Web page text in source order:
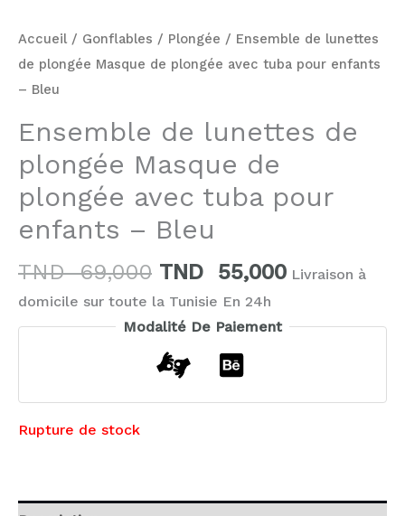
Accueil / Gonflables / Plongée / Ensemble de lunettes
de plongée Masque de plongée avec tuba pour enfants
– Bleu
Ensemble de lunettes de
plongée Masque de
plongée avec tuba pour
enfants – Bleu
TND69,000 TND 55,000 Livraison à
domicile sur toute la Tunisie En 24h
Modalité De Paiement
Rupture de stock